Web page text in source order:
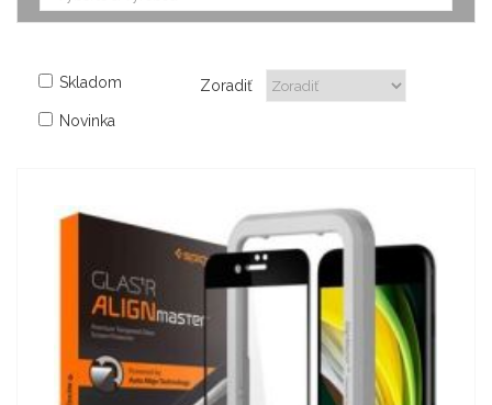
Skladom
Novinka
Zoradiť